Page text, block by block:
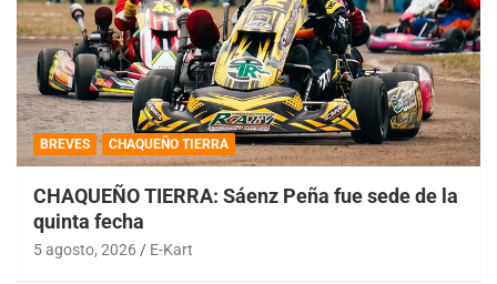
BREVES CHAQUEÑO TIERRA
CHAQUEÑO TIERRA: Sáenz Peña fue sede de la
quinta fecha
5 agosto, 2026 E-Kart